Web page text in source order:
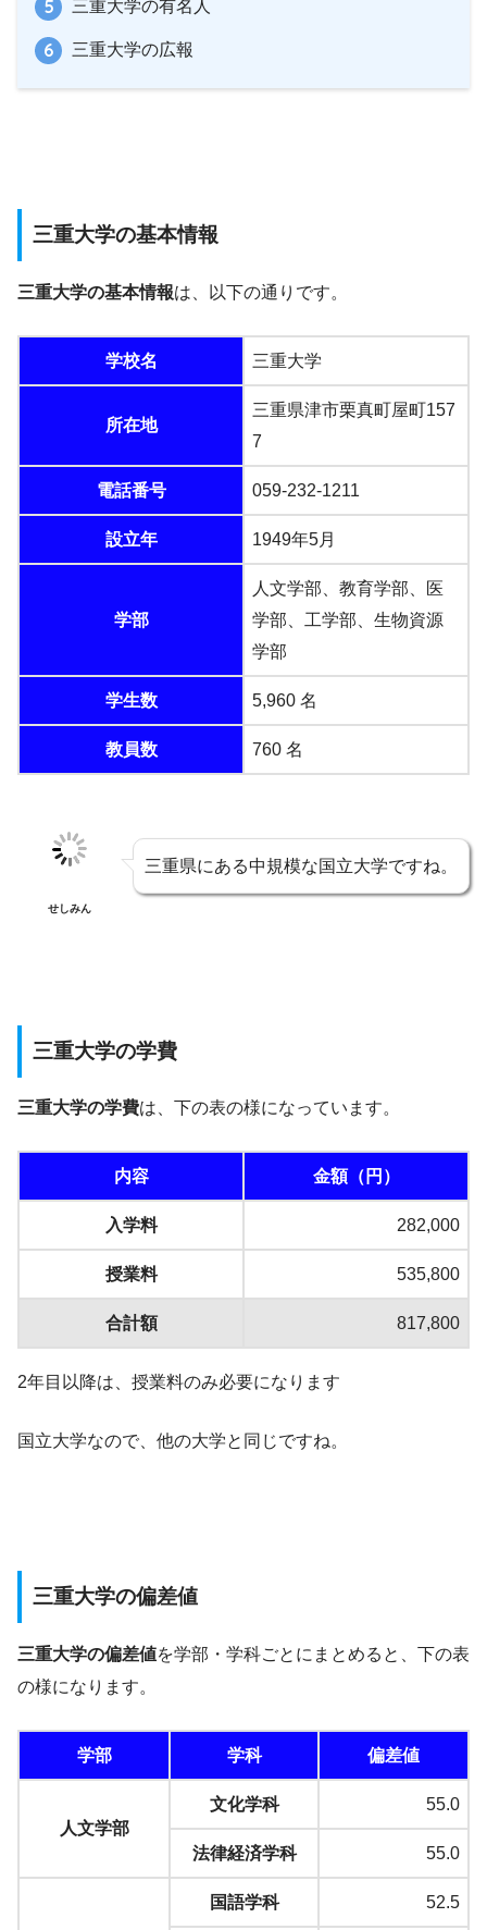
三重大学の有名人
三重大学の広報
三重大学の基本情報
三重大学の基本情報は、以下の通りです。
学校名 三重大学
所在地
三重県津市栗真町屋町157
7
電話番号 059-232-1211
設立年 1949年5月
学部
人文学部、教育学部、医
学部、工学部、生物資源
学部
学生数 5,960 名
教員数 760 名
せしみん
三重県にある中規模な国立大学ですね。
三重大学の学費
三重大学の学費は、下の表の様になっています。
内容 金額（円）
入学料 282,000
授業料 535,800
合計額 817,800
2年目以降は、授業料のみ必要になります
国立大学なので、他の大学と同じですね。
三重大学の偏差値
三重大学の偏差値を学部・学科ごとにまとめると、下の表
の様になります。
学部 学科 偏差値
人文学部
文化学科 55.0
法律経済学科 55.0
国語学科 52.5